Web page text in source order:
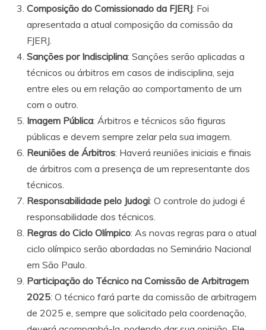
Composição do Comissionado da FJERJ: Foi
apresentada a atual composição da comissão da
FJERJ.
Sanções por Indisciplina: Sanções serão aplicadas a
técnicos ou árbitros em casos de indisciplina, seja
entre eles ou em relação ao comportamento de um
com o outro.
Imagem Pública: Árbitros e técnicos são figuras
públicas e devem sempre zelar pela sua imagem.
Reuniões de Árbitros: Haverá reuniões iniciais e finais
de árbitros com a presença de um representante dos
técnicos.
Responsabilidade pelo Judogi: O controle do judogi é
responsabilidade dos técnicos.
Regras do Ciclo Olímpico: As novas regras para o atual
ciclo olímpico serão abordadas no Seminário Nacional
em São Paulo.
Participação do Técnico na Comissão de Arbitragem
2025: O técnico fará parte da comissão de arbitragem
de 2025 e, sempre que solicitado pela coordenação,